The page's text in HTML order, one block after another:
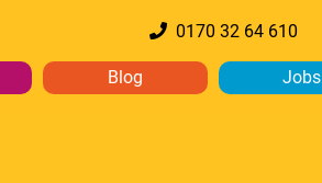
0170 32 64 610
Blog Jobs